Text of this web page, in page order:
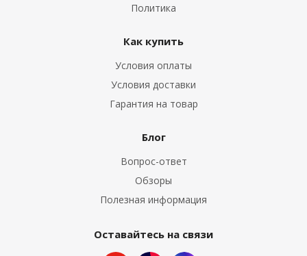
Политика
Как купить
Условия оплаты
Условия доставки
Гарантия на товар
Блог
Вопрос-ответ
Обзоры
Полезная информация
Оставайтесь на связи